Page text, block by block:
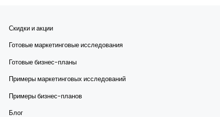
Скидки и акции
Готовые маркетинговые исследования
Готовые бизнес-планы
Примеры маркетинговых исследований
Примеры бизнес-планов
Блог